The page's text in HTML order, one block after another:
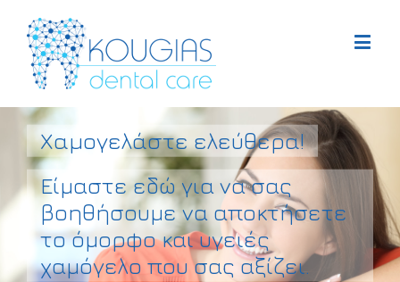
Χαμογελάστε ελεύθερα!
Είμαστε εδώ για να σας
βοηθήσουμε να αποκτήσετε
το όμορφο και υγειές
χαμόγελο που σας αξίζει.